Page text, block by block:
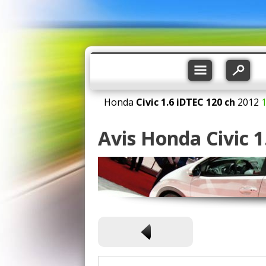
Honda Civic 1.6 iDTEC 120 ch 2012
Avis Honda Civic